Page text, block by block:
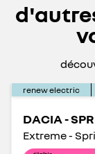
renew electric
DACIA -
Extreme -